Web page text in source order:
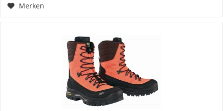
Merken